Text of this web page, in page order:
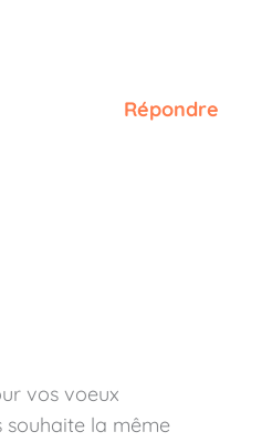
Répondre
vos voeux
la même